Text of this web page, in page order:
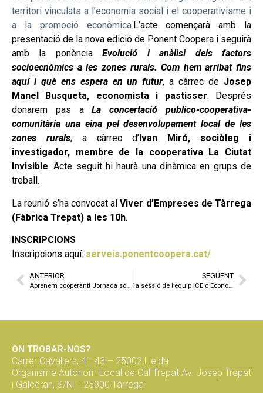
territori vinculats a l’economia social i el cooperativisme i
a la promoció econòmica. L’acte començarà amb la
presentació de la nova edició de Ponent Coopera i seguirà
amb la ponènciaEvolució i anàlisi dels factors
socioecnòmics a les zones rurals. Com hem arribat fins
aquí i què ens espera en un futur, a càrrec de Josep
Manel Busqueta, economista i pastisser. Després
donarem pas a
La concertació publico-cooperativa-
comunitària una eina pel desenvolupament local de les
zones rurals, a càrrec d’ Ivan Miró, sociòleg i
investigador, membre de la cooperativa La Ciutat
Invisible. Acte seguit hi haurà una dinàmica en grups de
treball.
La reunió s’ha convocat alViver d’Empreses de Tàrrega
(Fàbrica Trepat) a les 10h.
INSCRIPCIONS
Inscripcions aquí: serveis.ponentcoopera.cat/
ANTERIOR SEGÜENT
1a sessió de l’equip ICE d’Economia Social i Solidària
ON TROBAR-NOS?
Carrer Cavallers, 41-43 – 25002 Lleida
Organisme Autònom Local de Cal Trepat Av. Josep Trepat
i Galceran, S/N – 25300 Tàrrega